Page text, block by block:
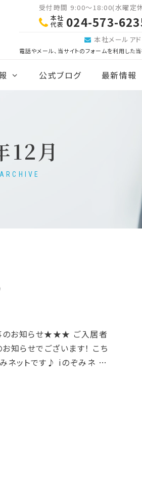
受付時間 9:00～18:00(水曜定
本社
代表 024-573-
本社メールア
電話やメール、当サイトのフォームを利用した
公式ブログ 最新情報
12月
お知らせ★★★ ご入居者
知らせでございます！ こち
ネットです♪ iのぞみネ …